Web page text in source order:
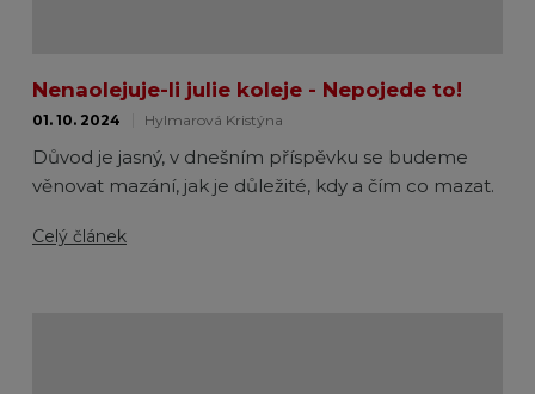
Nenaolejuje-li julie koleje - Nepojede to!
Hylmarová Kristýna
01. 10. 2024
Důvod je jasný, v dnešním příspěvku se budeme
věnovat mazání, jak je důležité, kdy a čím co mazat.
Celý článek